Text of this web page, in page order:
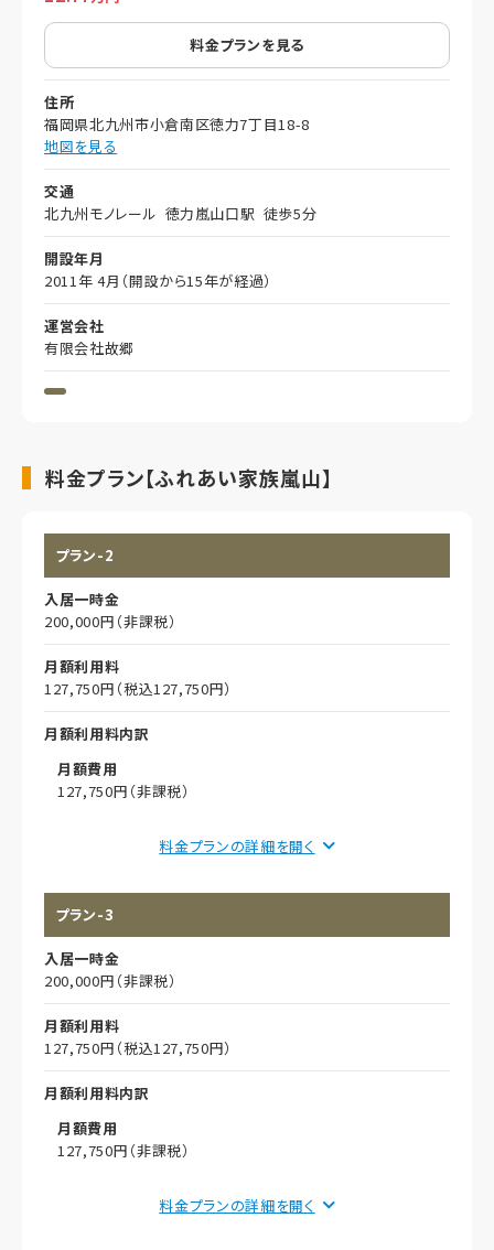
料金プランを見る
住所
福岡県北九州市小倉南区徳力7丁目18-8
地図を見る
交通
北九州モノレール 徳力嵐山口駅 徒歩5分
開設年月
2011年 4月（開設から15年が経過）
運営会社
有限会社故郷
料金プラン【ふれあい家族嵐山】
プラン-2
入居一時金
200,000円（非課税）
月額利用料
127,750円（税込127,750円）
月額利用料内訳
月額費用
127,750円（非課税）
想定居住期間（償却年月数）
その他事項
料金プランの詳細を
プラン-3
入居一時金
200,000円（非課税）
月額利用料
127,750円（税込127,750円）
月額利用料内訳
月額費用
127,750円（非課税）
料金プランの詳細を